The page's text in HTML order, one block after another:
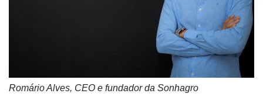
Romário Alves, CEO e fundador da Sonhagro